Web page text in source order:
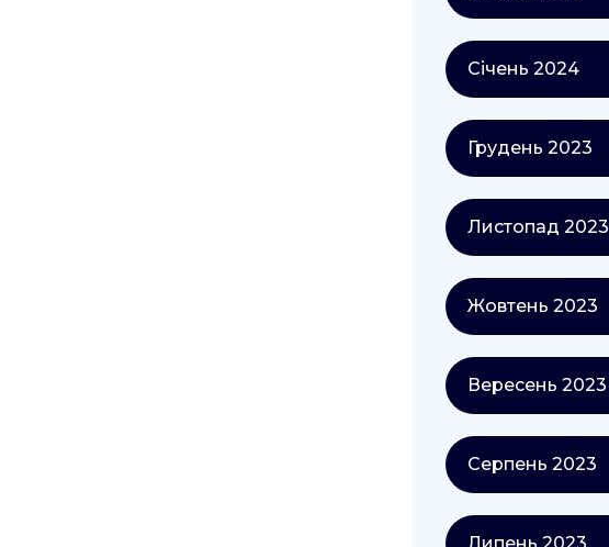
Січень 2024
Грудень 2023
Листопад 2023
Жовтень 2023
Вересень 2023
Серпень 2023